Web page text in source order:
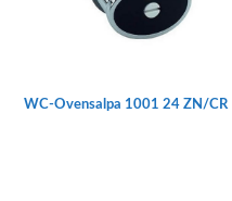
WC-Ovensalpa 1001 24 ZN/CR